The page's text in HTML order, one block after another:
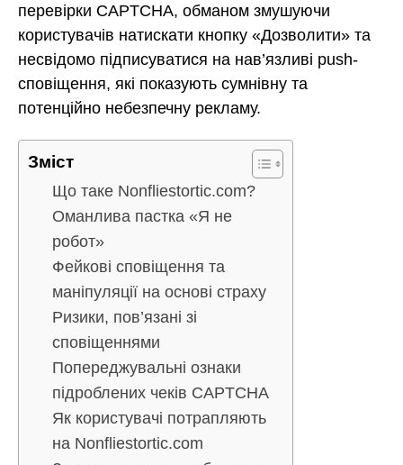
перевірки CAPTCHA, обманом змушуючи
користувачів натискати кнопку «Дозволити» та
несвідомо підписуватися на нав’язливі push-
сповіщення, які показують сумнівну та
потенційно небезпечну рекламу.
Зміст
Що таке Nonfliestortic.com?
Оманлива пастка «Я не
робот»
Фейкові сповіщення та
маніпуляції на основі страху
Ризики, пов’язані зі
сповіщеннями
Попереджувальні ознаки
підроблених чеків CAPTCHA
Як користувачі потрапляють
на Nonfliestortic.com